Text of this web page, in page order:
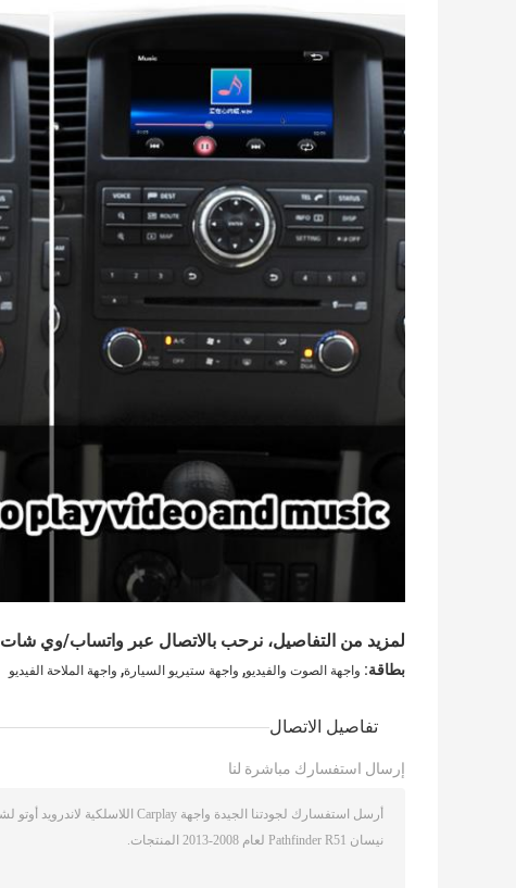
لمزيد من التفاصيل، نرحب بالاتصال عبر واتساب/وي شات 0086 13651420032
بطاقة: واجهة الصوت والفيديو, واجهة ستيريو السيارة, واجهة الملاحة الفيديو
تفاصيل الاتصال
إرسال استفسارك مباشرة لنا